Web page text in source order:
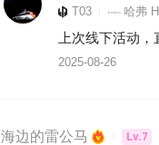
T03 哈弗
上次线下活动
2025-08-26
海边的雷公马 Lv.7